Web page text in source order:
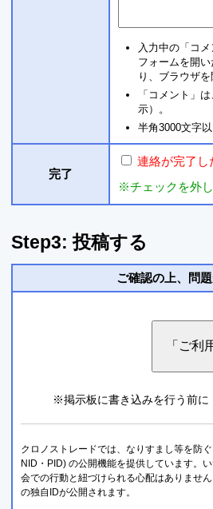
入力中の「コ
フォームを開
り、ブラウザ
「コメント」
示）。
半角3000文字
完了
連絡が完了し
※チェックを外
Step3: 投稿する
ご確認の上、問
※掲示板に書き込みを行う前に
クロノストレードでは、なりすまし等を防
NID・PID) の公開機能を提供しています。
会での行動と紐づけられる心配はありませ
の独自IDが公開されます。